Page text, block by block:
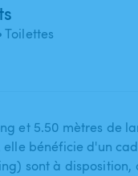
Toilettes
et 5.50 mètres de
bénéficie d'un
sont à